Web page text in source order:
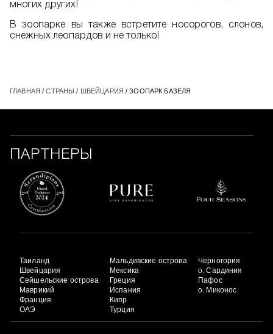
многих других!
В зоопарке вы также встретите носорогов, слонов,
снежных леопардов и не только!
ГЛАВНАЯ /СТРАНЫ / ШВЕЙЦАРИЯ / ЗООПАРК БАЗЕЛЯ
ПАРТНЕРЫ
Таиланд
Швейцария
Сейшельские острова
Маврикий
Франция
ОАЭ
Мальдивские острова
Мексика
Греция
Испания
Кипр
Турция
Черногория
о. Сардиния
Пафос
о. Миконос